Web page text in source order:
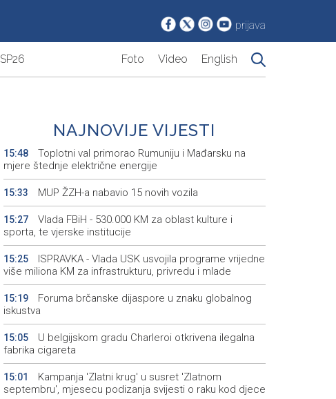
prijava
SP26 Foto Video English
NAJNOVIJE VIJESTI
15:48
Toplotni val primorao Rumuniju i Mađarsku na
mjere štednje električne energije
15:33 MUP ŽZH-a nabavio 15 novih vozila
15:27
Vlada FBiH - 530.000 KM za oblast kulture i
sporta, te vjerske institucije
15:25
ISPRAVKA - Vlada USK usvojila programe vrijedne
više miliona KM za infrastrukturu, privredu i mlade
15:19
Foruma brčanske dijaspore u znaku globalnog
iskustva
15:05
U belgijskom gradu Charleroi otkrivena ilegalna
fabrika cigareta
15:01
Kampanja 'Zlatni krug' u susret 'Zlatnom
septembru', mjesecu podizanja svijesti o raku kod djece